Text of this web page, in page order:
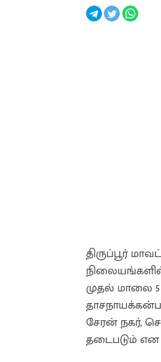
திருப்பூர்
முதல் மாலை
சேரன் நகர்,
தடைபடும் என